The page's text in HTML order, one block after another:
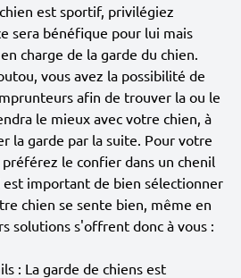
est sportif, privilégiez
sera bénéfique pour lui mais
charge de la garde du chien.
vous avez la possibilité de
afin de trouver la ou le
le mieux avec votre chien, à
la garde par la suite. Pour votre
le confier dans un chenil
est important de bien sélectionner
chien se sente bien, même en
solutions s'offrent donc à vous :
: La garde de chiens est